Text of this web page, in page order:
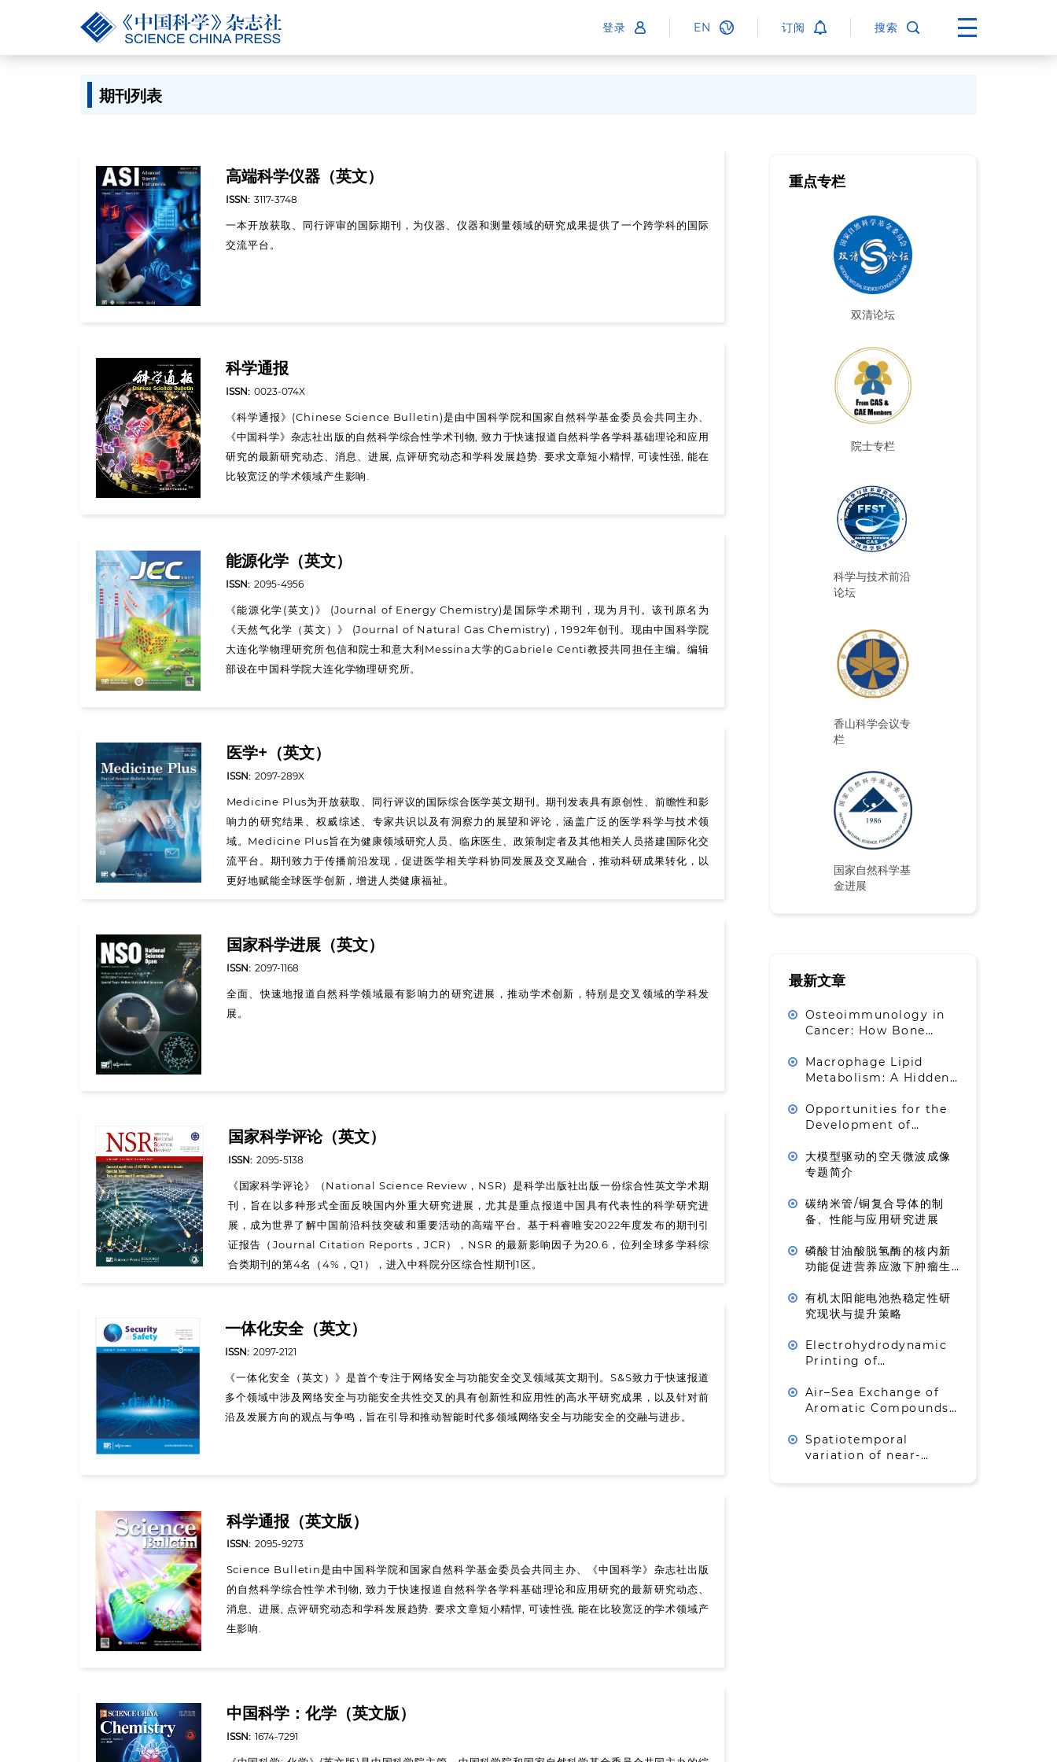
登录 EN 订阅 搜索
期刊列表
高端科学仪器（英文）
ISSN: 3117-3748
一本开放获取、同行评审的国际期刊，为仪器、仪器和测量领域的研究成果提供了一个跨学科的国际
交流平台。
科学通报
ISSN: 0023-074X
《科学通报》(Chinese Science Bulletin)是由中国科学院和国家自然科学基金委员会共同主办、
《中国科学》杂志社出版的自然科学综合性学术刊物, 致力于快速报道自然科学各学科基础理论和应用
研究的最新研究动态、消息、进展, 点评研究动态和学科发展趋势. 要求文章短小精悍, 可读性强, 能在
比较宽泛的学术领域产生影响.
能源化学（英文）
ISSN: 2095-4956
《能源化学(英文)》 (Journal of Energy Chemistry)是国际学术期刊，现为月刊。该刊原名为
《天然气化学（英文）》 (Journal of Natural Gas Chemistry)，1992年创刊。现由中国科学院
大连化学物理研究所包信和院士和意大利Messina大学的Gabriele Centi教授共同担任主编。编辑
部设在中国科学院大连化学物理研究所。
医学+（英文）
ISSN: 2097-289X
Medicine Plus为开放获取、同行评议的国际综合医学英文期刊。期刊发表具有原创性、前瞻性和影
响力的研究结果、权威综述、专家共识以及有洞察力的展望和评论，涵盖广泛的医学科学与技术领
域。Medicine Plus旨在为健康领域研究人员、临床医生、政策制定者及其他相关人员搭建国际化交
流平台。期刊致力于传播前沿发现，促进医学相关学科协同发展及交叉融合，推动科研成果转化，以
更好地赋能全球医学创新，增进人类健康福祉。
国家科学进展（英文）
ISSN: 2097-1168
全面、快速地报道自然科学领域最有影响力的研究进展，推动学术创新，特别是交叉领域的学科发
展。
国家科学评论（英文）
ISSN: 2095-5138
《国家科学评论》（National Science Review，NSR）是科学出版社出版一份综合性英文学术期
刊，旨在以多种形式全面反映国内外重大研究进展，尤其是重点报道中国具有代表性的科学研究进
展，成为世界了解中国前沿科技突破和重要活动的高端平台。基于科睿唯安2022年度发布的期刊引
证报告（Journal Citation Reports，JCR），NSR 的最新影响因子为20.6，位列全球多学科综
合类期刊的第4名（4%，Q1），进入中科院分区综合性期刊1区。
一体化安全（英文）
ISSN: 2097-2121
《一体化安全（英文）》是首个专注于网络安全与功能安全交叉领域英文期刊。S&S致力于快速报道
多个领域中涉及网络安全与功能安全共性交叉的具有创新性和应用性的高水平研究成果，以及针对前
沿及发展方向的观点与争鸣，旨在引导和推动智能时代多领域网络安全与功能安全的交融与进步。
科学通报（英文版）
ISSN: 2095-9273
Science Bulletin是由中国科学院和国家自然科学基金委员会共同主办、《中国科学》杂志社出版
的自然科学综合性学术刊物, 致力于快速报道自然科学各学科基础理论和应用研究的最新研究动态、
消息、进展, 点评研究动态和学科发展趋势. 要求文章短小精悍, 可读性强, 能在比较宽泛的学术领域产
生影响.
中国科学：化学（英文版）
ISSN: 1674-7291
重点专栏
双清论坛
院士专栏
科学与技术前沿
论坛
香山科学会议专
栏
国家自然科学基
金进展
最新文章
Osteoimmunology in
Cancer: How Bone
Anti-Tumor Immunity
Macrophage Lipid
Metabolism: A Hidden
Chronic Diseases
Opportunities for the
Development of
the Context of
Artificial Intelligence
大模型驱动的空天微波成像
专题简介
碳纳米管/铜复合导体的制
备、性能与应用研究进展
磷酸甘油酸脱氢酶的核内新
功能促进营养应激下肿瘤生
有机太阳能电池热稳定性研
究现状与提升策略
Electrohydrodynamic
Printing of
Assembled Liquid
Crystal Elastomers
Bioinspired Artificial
Muscles
Air–Sea Exchange of
Aromatic Compounds
Implications for
Southern Ocean
Spatiotemporal
variation of near-